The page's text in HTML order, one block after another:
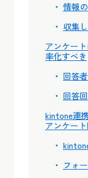
情報
収集
アンケー
率化すべき
回答
回答
kintone連
アンケー
フォ